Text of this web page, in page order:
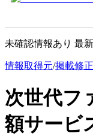
未確認情報あり 最
情報取得元/掲載修
次世代フ
額サービ